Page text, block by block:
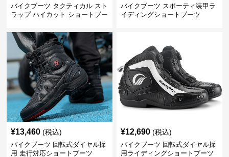
バイクブーツ タクティカル スト
ラップ ハイカット ショートブー
バイクブーツ スポーティ装甲ラ
イディングショートブーツ
¥13,460 (税込)
バイクブーツ 回転式ダイヤル採
用 走行対応ショートブーツ
¥12,690 (税込)
バイクブーツ 回転式ダイヤル採
用ライディングショートブーツ